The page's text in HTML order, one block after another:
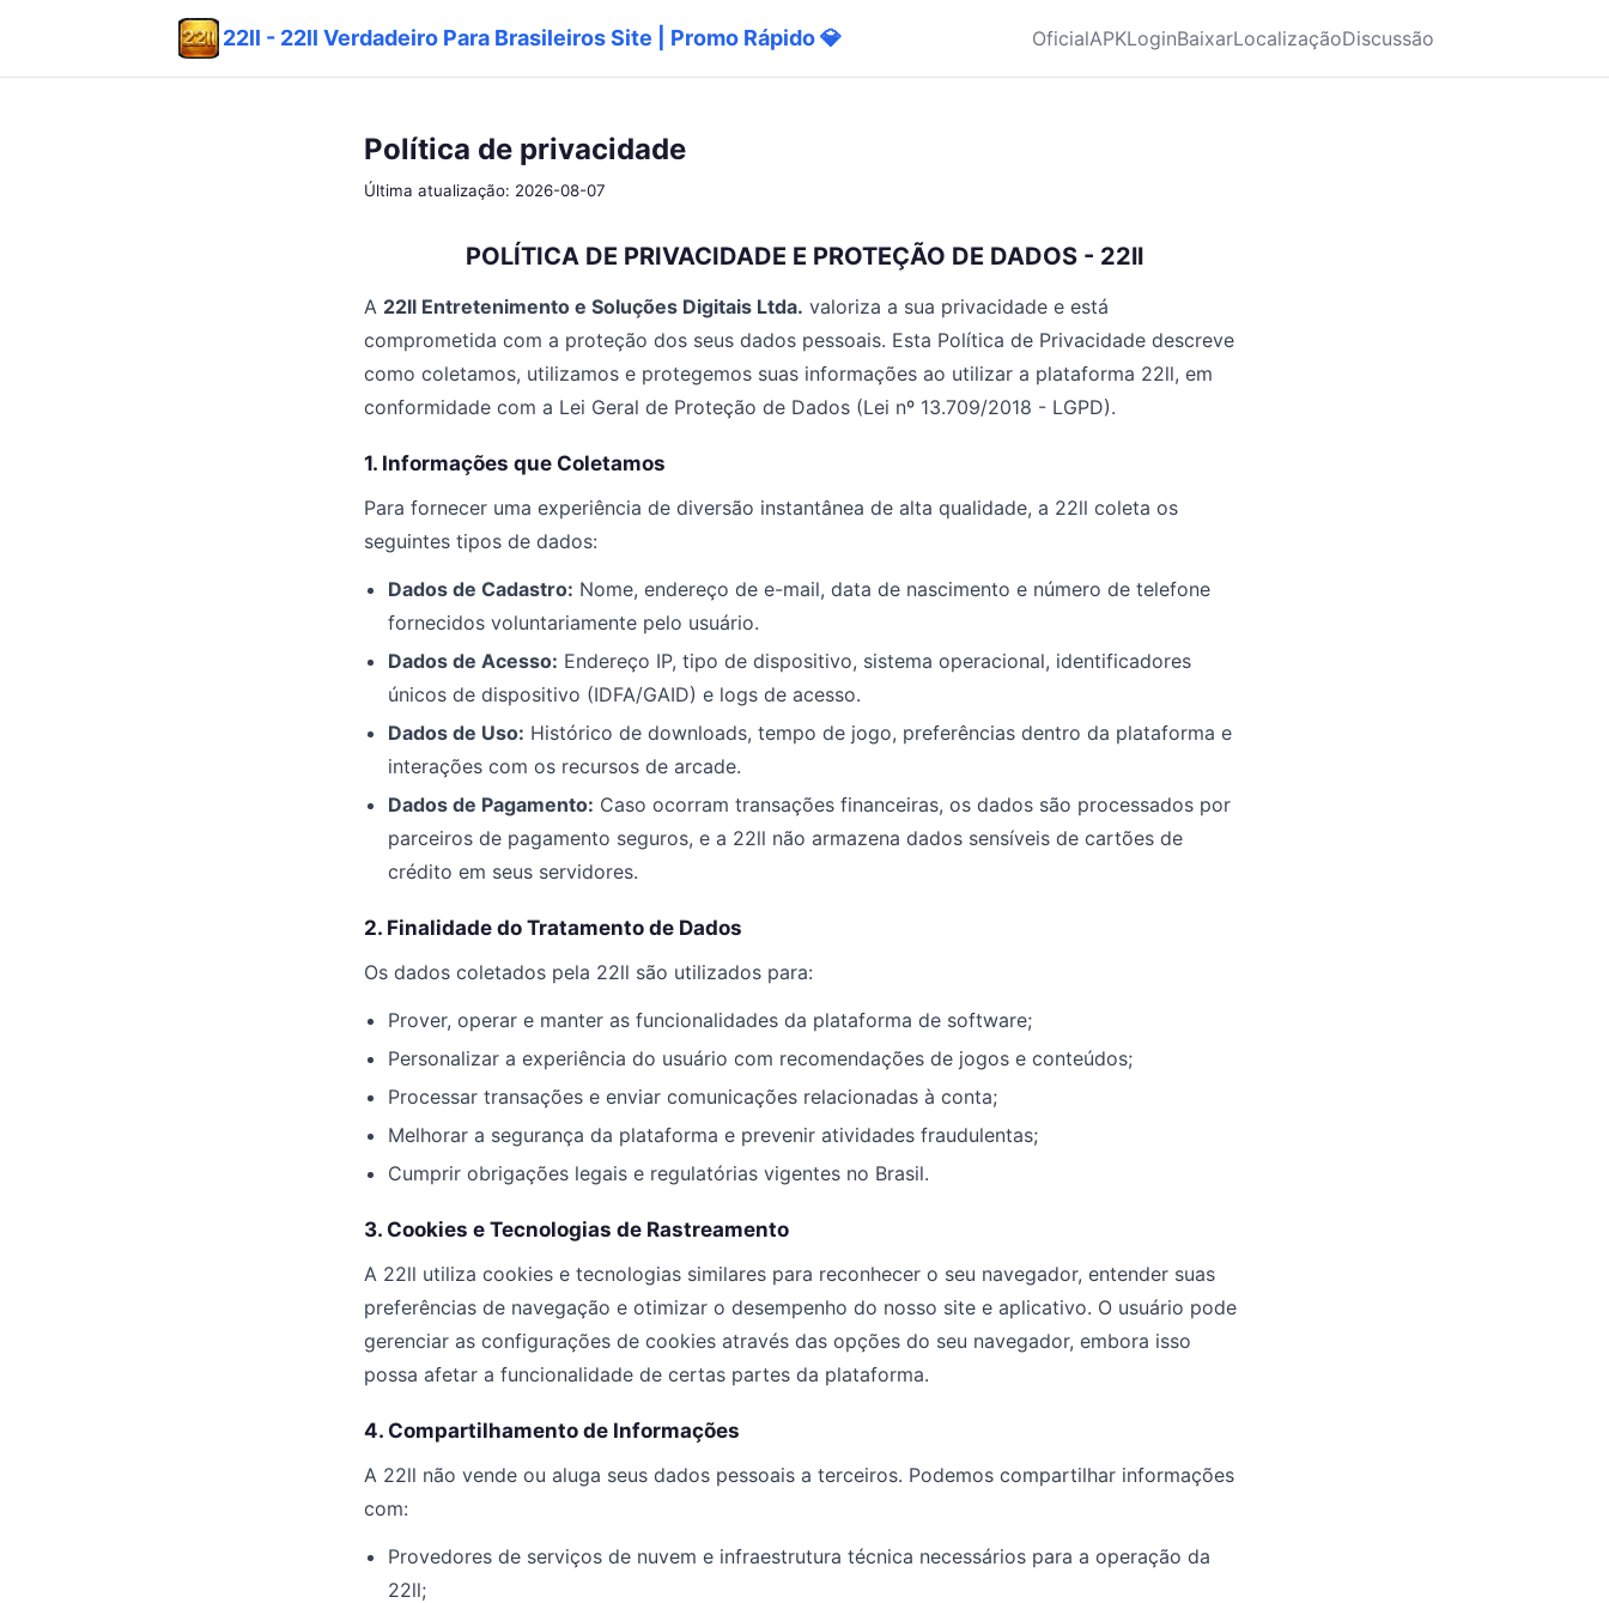
22ll - 22ll Verdadeiro Para Brasileiros Site | Promo Rápido 💎 OficialAPKLoginBaixarLocalizaçãoDiscussão
Política de privacidade
Última atualização: 2026-08-07
POLÍTICA DE PRIVACIDADE E PROTEÇÃO DE DADOS - 22ll
A 22ll Entretenimento e Soluções Digitais Ltda. valoriza a sua privacidade e está
comprometida com a proteção dos seus dados pessoais. Esta Política de Privacidade descreve
como coletamos, utilizamos e protegemos suas informações ao utilizar a plataforma 22ll, em
conformidade com a Lei Geral de Proteção de Dados (Lei nº 13.709/2018 - LGPD).
1. Informações que Coletamos
Para fornecer uma experiência de diversão instantânea de alta qualidade, a 22ll coleta os
seguintes tipos de dados:
Dados de Cadastro: Nome, endereço de e-mail, data de nascimento e número de telefone
fornecidos voluntariamente pelo usuário.
Dados de Acesso: Endereço IP, tipo de dispositivo, sistema operacional, identificadores
únicos de dispositivo (IDFA/GAID) e logs de acesso.
Dados de Uso: Histórico de downloads, tempo de jogo, preferências dentro da plataforma e
interações com os recursos de arcade.
Dados de Pagamento: Caso ocorram transações financeiras, os dados são processados por
parceiros de pagamento seguros, e a 22ll não armazena dados sensíveis de cartões de
crédito em seus servidores.
2. Finalidade do Tratamento de Dados
Os dados coletados pela 22ll são utilizados para:
Prover, operar e manter as funcionalidades da plataforma de software;
Personalizar a experiência do usuário com recomendações de jogos e conteúdos;
Processar transações e enviar comunicações relacionadas à conta;
Melhorar a segurança da plataforma e prevenir atividades fraudulentas;
Cumprir obrigações legais e regulatórias vigentes no Brasil.
3. Cookies e Tecnologias de Rastreamento
A 22ll utiliza cookies e tecnologias similares para reconhecer o seu navegador, entender suas
preferências de navegação e otimizar o desempenho do nosso site e aplicativo. O usuário pode
gerenciar as configurações de cookies através das opções do seu navegador, embora isso
possa afetar a funcionalidade de certas partes da plataforma.
4. Compartilhamento de Informações
A 22ll não vende ou aluga seus dados pessoais a terceiros. Podemos compartilhar informações
com:
Provedores de serviços de nuvem e infraestrutura técnica necessários para a operação da
22ll;